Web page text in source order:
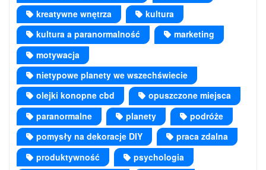
kreatywne wnętrza
kultura
kultura a paranormalność
marketing
motywacja
nietypowe planety we wszechświecie
olejki konopne cbd
opuszczone miejsca
paranormalne
planety
podróże
pomysły na dekoracje DIY
praca zdalna
produktywność
psychologia